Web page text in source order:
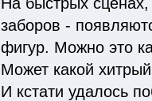
заборов -
фигур. Можно это
Может какой
И кстати удалось